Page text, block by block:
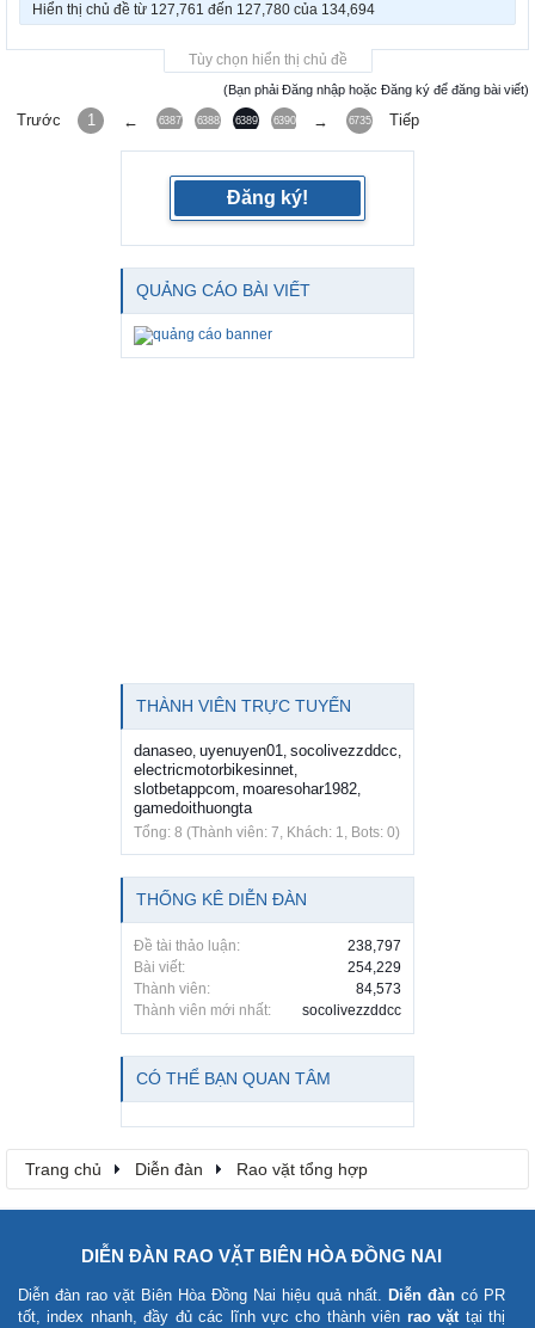
Hiển thị chủ đề từ 127,761 đến 127,780 của 134,694
Tùy chọn hiển thị chủ đề
(Bạn phải Đăng nhập hoặc Đăng ký để đăng bài viết)
Trước 1 ← 6387 6388 6389 6390 6391
→ 6735 Tiếp
Đăng ký!
QUẢNG CÁO BÀI VIẾT
THÀNH VIÊN TRỰC TUYẾN
danaseo, uyenuyen01, socolivezzddcc,
electricmotorbikesinnet,
slotbetappcom, moaresohar1982,
gamedoithuongta
Tổng: 8 (Thành viên: 7, Khách: 1, Bots: 0)
THỐNG KÊ DIỄN ĐÀN
Đề tài thảo luận:
238,797
Bài viết:
254,229
Thành viên:
84,573
Thành viên mới nhất:
socolivezzddcc
CÓ THỂ BẠN QUAN TÂM
Trang chủ Diễn đàn Rao vặt tổng hợp
DIỄN ĐÀN RAO VẶT BIÊN HÒA ĐỒNG NAI
Diễn đàn rao vặt Biên Hòa Đồng Nai hiệu quả nhất. Diễn đàn có PR
tốt, index nhanh, đầy đủ các lĩnh vực cho thành viên rao vặttại thị